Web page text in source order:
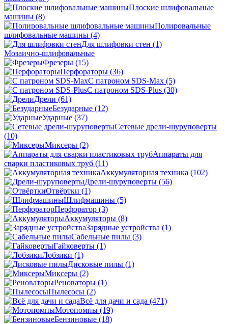
Плоские шлифовальные
машины (8)
Полировальные
шлифовальные машины (4)
Для шлифовки стен (1)
Мозаично-шлифовальные
Фрезеры (15)
Перфораторы (36)
С патроном SDS-Max (5)
С патроном SDS-Plus (30)
Дрели (61)
Безударные (12)
Ударные (37)
Сетевые дрели-шуруповерты
(10)
Миксеры (2)
Аппараты для
сварки пластиковых труб (11)
Аккумуляторная техника (102)
Дрели-шуруповерты (56)
Отвёртки (1)
Шлифмашины (5)
Перфоратор (3)
Аккумуляторы (8)
Зарядные устройства (1)
Сабельные пилы (3)
Гайковерты (1)
Лобзики (1)
Дисковые пилы (1)
Миксеры (2)
Реноваторы (1)
Пылесосы (2)
Всё для дачи и сада (471)
Мотопомпы (19)
Бензиновые (18)